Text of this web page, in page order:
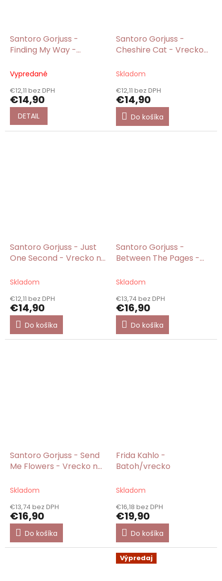
Santoro Gorjuss -
Finding My Way -
Vypredané
€12,11 bez DPH
€14,90
DETAIL
Santoro Gorjuss -
Cheshire Cat - Vrecko
Skladom
€12,11 bez DPH
€14,90
Do košíka
Santoro Gorjuss - Just
One Second - Vrecko na
Skladom
€12,11 bez DPH
€14,90
Do košíka
Santoro Gorjuss -
Between The Pages -
Skladom
€13,74 bez DPH
€16,90
Do košíka
Santoro Gorjuss - Send
Me Flowers - Vrecko na
Skladom
€13,74 bez DPH
€16,90
Do košíka
Frida Kahlo -
Batoh/vrecko
Skladom
€16,18 bez DPH
€19,90
Do košíka
Výpredaj